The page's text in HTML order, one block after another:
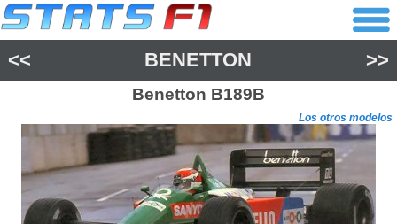
<< BENETTON >>
Benetton B189B
Los otros modelos